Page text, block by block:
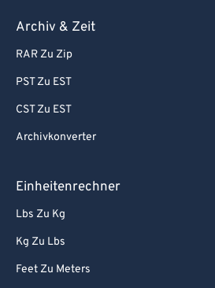
Archiv & Zeit
RAR Zu Zip
PST Zu EST
CST Zu EST
Archivkonverter
Einheitenrechner
Lbs Zu Kg
Kg Zu Lbs
Feet Zu Meters